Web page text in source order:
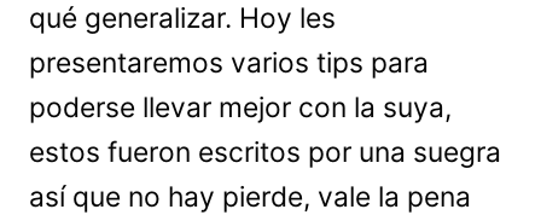
qué generalizar. Hoy les
presentaremos varios tips para
poderse llevar mejor con la suya,
estos fueron escritos por una suegra
así que no hay pierde, vale la pena